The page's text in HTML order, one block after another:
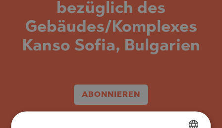
bezüglich des
Gebäudes/Komplexes
Kanso Sofia, Bulgarien
ABONNIEREN